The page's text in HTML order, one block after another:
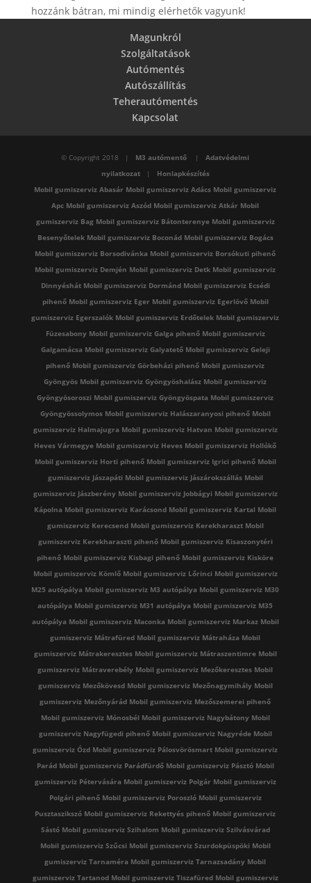
hozzánk bátran, mi mindig elérhetők vagyunk!
Magunkról
Szolgáltatások
Autómentés
Autószállítás
Teherautómentés
Kapcsolat
© Copyright 2018 | M3 autómentő |Adatvédelmi
nyilatkozat| Honlapkészítés
Mobil gumiszerviz Abasár Mobil gumiszerviz Adács Mobil gumiszerviz
Apc Mobil gumiszerviz Aszód Mobil gumiszerviz Atkár Mobil
gumiszerviz Bag Mobil gumiszerviz Bátonterenye Mobil gumiszerviz
Besenyőtelek Mobil gumiszerviz Boconád Mobil gumiszerviz Bogács
Mobil gumiszerviz Borsodivánka Mobil gumiszerviz Borsókuti pihenő
Mobil gumiszerviz Demjén Mobil gumiszerviz Detk Mobil gumiszerviz
Dinnyéshát Mobil gumiszerviz Dormánd Mobil gumiszerviz Ecsédi
pihenő Mobil gumiszerviz Eger Mobil gumiszerviz Egerlövő Mobil
gumiszerviz Egerszalók Mobil gumiszerviz Erdőtelek Mobil gumiszerviz
Füzesabony Mobil gumiszerviz Galga pihenő Mobil gumiszerviz
Galgamácsa Mobil gumiszerviz Galyatető Mobil gumiszerviz Geleji
pihenő Mobil gumiszerviz Görbeházi pihenő Mobil gumiszerviz
Gyöngyös Mobil gumiszerviz Gyöngyöshalász Mobil gumiszerviz
Gyöngyösoroszi Mobil gumiszerviz Gyöngyöspata Mobil gumiszerviz
Gyöngyössolymos Mobil gumiszerviz Halászaranyosi pihenő Mobil
gumiszerviz Halmajugra Mobil gumiszerviz Hatvan Mobil gumiszerviz
Heves Vármegye Mobil gumiszerviz Heves Mobil gumiszerviz Hollókő
Mobil gumiszerviz Horti pihenő Mobil gumiszerviz Igrici pihenő Mobil
gumiszerviz Jászapáti Mobil gumiszerviz Jászárokszállás Mobil
gumiszerviz Jászberény Mobil gumiszerviz Jobbágyi Mobil gumiszerviz
Kápolna Mobil gumiszerviz Karácsond Mobil gumiszerviz Kartal Mobil
gumiszerviz Kerecsend Mobil gumiszerviz Kerekharaszt Mobil
gumiszerviz Kerekharaszti pihenő Mobil gumiszerviz Kisaszonytéri
pihenő Mobil gumiszerviz Kisbagi pihenő Mobil gumiszerviz Kisköre
Mobil gumiszerviz Kömlő Mobil gumiszerviz Lőrinci Mobil gumiszerviz
M25 autópálya Mobil gumiszerviz M3 autópálya Mobil gumiszerviz M30
autópálya Mobil gumiszerviz M31 autópálya Mobil gumiszerviz M35
autópálya Mobil gumiszerviz Maconka Mobil gumiszerviz Markaz Mobil
gumiszerviz Mátrafüred Mobil gumiszerviz Mátraháza Mobil
gumiszerviz Mátrakeresztes Mobil gumiszerviz Mátraszentimre Mobil
gumiszerviz Mátraverebély Mobil gumiszerviz Mezőkeresztes Mobil
gumiszerviz Mezőkövesd Mobil gumiszerviz Mezőnagymihály Mobil
gumiszerviz Mezőnyárád Mobil gumiszerviz Mezőszemerei pihenő
Mobil gumiszerviz Mónosbél Mobil gumiszerviz Nagybátony Mobil
gumiszerviz Nagyfügedi pihenő Mobil gumiszerviz Nagyréde Mobil
gumiszerviz Ózd Mobil gumiszerviz Pálosvörösmart Mobil gumiszerviz
Parád Mobil gumiszerviz Parádfürdő Mobil gumiszerviz Pásztó Mobil
gumiszerviz Pétervására Mobil gumiszerviz Polgár Mobil gumiszerviz
Polgári pihenő Mobil gumiszerviz Poroszló Mobil gumiszerviz
Pusztaszikszó Mobil gumiszerviz Rekettyés pihenő Mobil gumiszerviz
Sástó Mobil gumiszerviz Szihalom Mobil gumiszerviz Szilvásvárad
Mobil gumiszerviz Szűcsi Mobil gumiszerviz Szurdokpüspöki Mobil
gumiszerviz Tarnaméra Mobil gumiszerviz Tarnazsadány Mobil
gumiszerviz Tartanod Mobil gumiszerviz Tiszafüred Mobil gumiszerviz